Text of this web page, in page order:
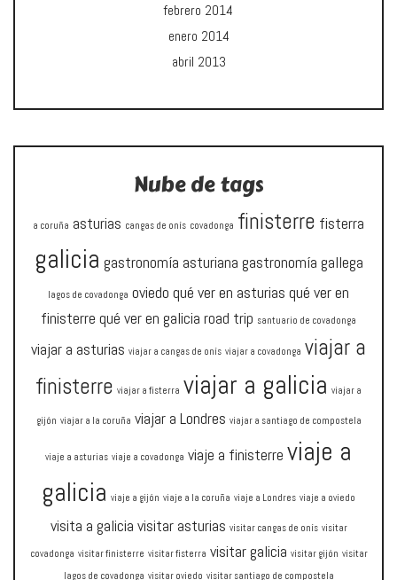
febrero 2014
enero 2014
abril 2013
Nube de tags
a coruña asturias cangas de onís covadonga finisterre fisterra
galicia gastronomía asturiana gastronomía gallega
lagos de covadonga oviedo qué ver en asturias qué ver en
finisterre qué ver en galicia road trip santuario de covadonga
viajar a asturias viajar a cangas de onís viajar a covadonga viajar a
finisterre viajar a fisterra viajar a galicia viajar a
gijón viajar a la coruña viajar a Londres viajar a santiago de compostela
viaje a asturias viaje a covadonga viaje a finisterre viaje a
galicia viaje a gijón viaje a la coruña viaje a Londres viaje a oviedo
visita a galicia visitar asturias visitar cangas de onís visitar
covadonga visitar finisterre visitar fisterra visitar galicia visitar gijón visitar
lagos de covadonga visitar oviedo visitar santiago de compostela